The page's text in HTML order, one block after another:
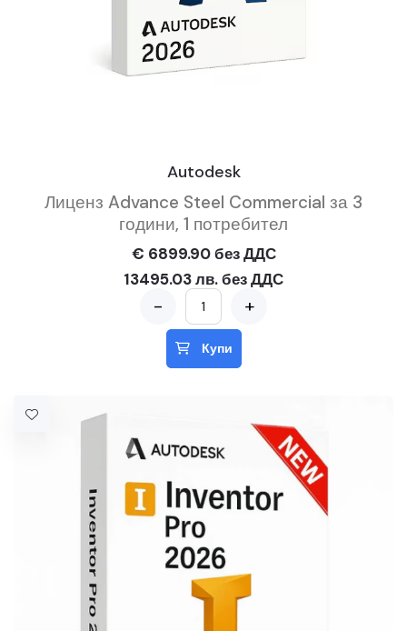
Autodesk
Лиценз Advance Steel Commercial за 3
години, 1 потребител
€ 6899.90 без ДДС
13495.03 лв. без ДДС
- +
Купи